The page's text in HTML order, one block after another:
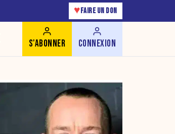
♥ FAIRE UN DON
S'ABONNER CONNEXION